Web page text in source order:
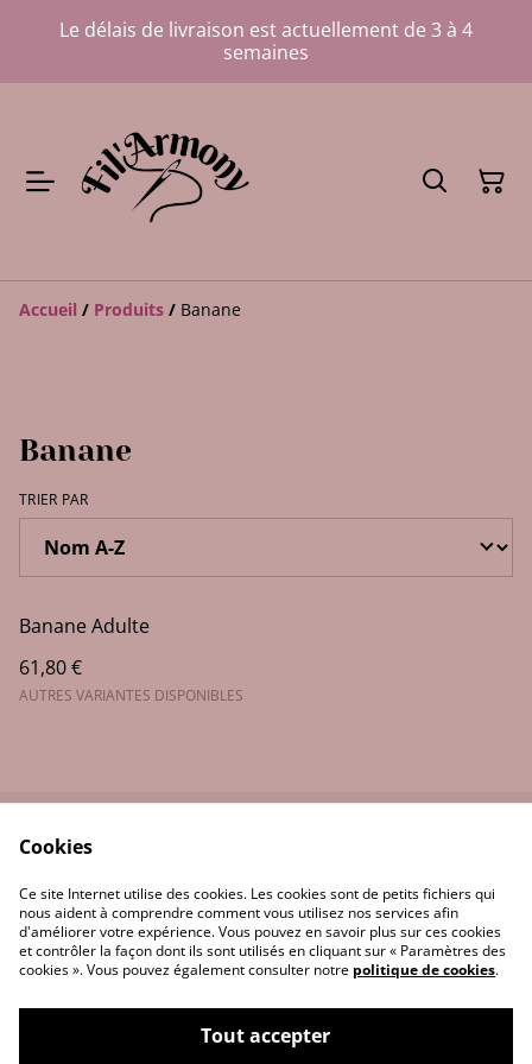
Le délais de livraison est actuellement de 3 à 4
semaines
Accueil / Produits / Banane
Banane
TRIER PAR
Banane Adulte
61,80 €
AUTRES VARIANTES DISPONIBLES
Politique de
confidentialité
Politique de cookies
Cookies
Ce site Internet utilise des cookies. Les cookies sont de petits fichiers qui
nous aident à comprendre comment vous utilisez nos services afin
d'améliorer votre expérience. Vous pouvez en savoir plus sur ces cookies
et contrôler la façon dont ils sont utilisés en cliquant sur « Paramètres des
cookies ». Vous pouvez également consulter notre politique de cookies.
Tout accepter